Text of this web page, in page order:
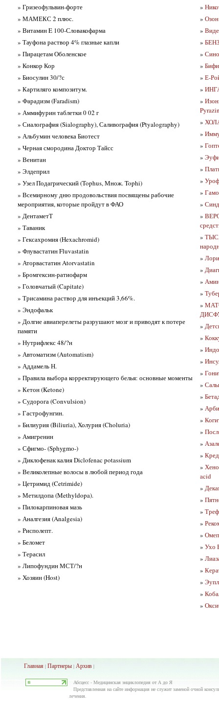
» Гризеофульвин-форте
» МАМЕКС 2 плюс.
» Витамин E 100-Словакофарма
» Тауфона раствор 4% глазные капли
» Пирацетам Оболенское
» Конкор Кор
» Биосулин 30/?с
» Картиляго композитум.
» Фарадизм (Faradism)
» Аммифурин таблетки 0 02 г
» Сиалография (Sialography), Саливография (Ptyalography)
» Альбумин человека Биотест
» Черная смородина Доктор Тайсс
» Венитан
» Элдеприл
» Узел Подагрический (Tophus, Множ. Tophi)
» Всемирному дню продовольствия посвящены рабочие
мероприятия, которые пройдут в ФАО
» ДентаметТ
» Таваник
» Гексахромия (Hexachromid)
» Флувастатин Fluvastatin
» Аторвастатин Atorvastatin
» Бромгексин-ратиофарм
» Головчатый (Capitate)
» Трисамина раствор для инъекций 3,66%.
» Эндофальк
» Долгие авиаперелеты разрушают мозг и приводят к потере
памяти
» Нутрифлекс 48/?н
» Автоматизм (Automatism)
» Аддамель Н.
» Правила выбора корректирующего белья: основные моменты
» Кетон (Ketone)
» Судорога (Convulsion)
» Гастрофунгин.
» Билиурия (Biliuria), Холурия (Choluria)
» Амигренин
» Сфигмо- (Sphygmo-)
» Диклофенак калия Diclofenac potassium
» Великолепные волосы в любой период года
» Цетримид (Cetrimide)
» Метилдопа (Methyldopa).
» Пилокарпиновая мазь
» Аналгезия (Analgesia)
» Рисполепт.
» Беломет
» Терасил
» Липофундин МСТ/?н
» Хозяин (Host)
»
»
»
»
»
»
» Е-
»
»
»
»
»
»
»
»
»
»
»
»
»
»
»
»
»
»
»
»
»
»
»
»
»
»
»
»
»
»
acid
»
»
»
»
»
» Ухо
»
»
»
»
»
Главная | Партнеры | Архив |
Абсцесс - Медицинская энциклопедия от А до Я
Представленная на сайте информация не служит заменой очной
лечения.